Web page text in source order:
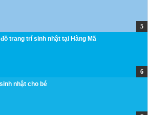
trang trí sinh nhật tại Hàng Mã
nhật cho bé